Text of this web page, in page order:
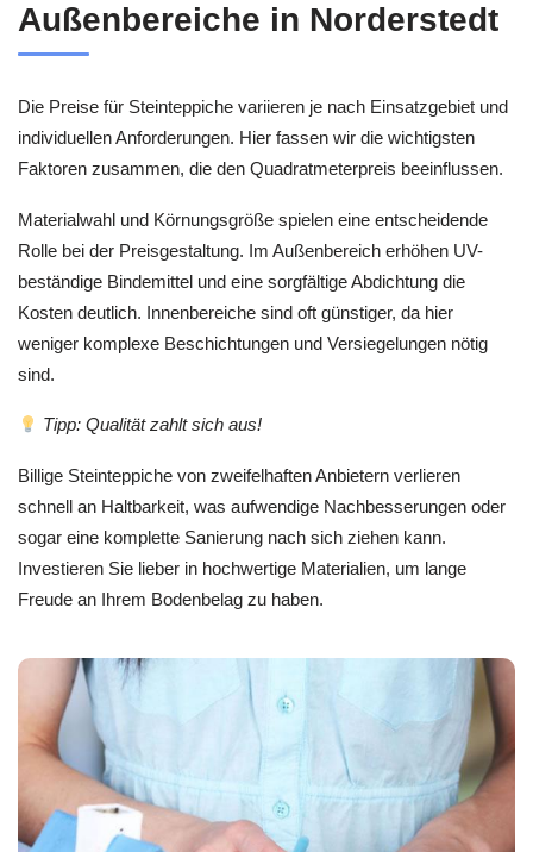
Außenbereiche in Norderstedt
Die Preise für Steinteppiche variieren je nach Einsatzgebiet und
individuellen Anforderungen. Hier fassen wir die wichtigsten
Faktoren zusammen, die den Quadratmeterpreis beeinflussen.
Materialwahl und Körnungsgröße spielen eine entscheidende
Rolle bei der Preisgestaltung. Im Außenbereich erhöhen UV-
beständige Bindemittel und eine sorgfältige Abdichtung die
Kosten deutlich. Innenbereiche sind oft günstiger, da hier
weniger komplexe Beschichtungen und Versiegelungen nötig
sind.
Tipp: Qualität zahlt sich aus!
Billige Steinteppiche von zweifelhaften Anbietern verlieren
schnell an Haltbarkeit, was aufwendige Nachbesserungen oder
sogar eine komplette Sanierung nach sich ziehen kann.
Investieren Sie lieber in hochwertige Materialien, um lange
Freude an Ihrem Bodenbelag zu haben.